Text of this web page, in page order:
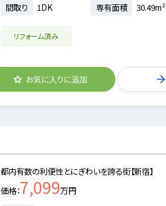
間取り
1DK 専有面積 30.49m²
リフォーム済み
お気に入りに追加
都内有数の利便性とにぎわいを誇る街【新宿】
価格 7,099万円